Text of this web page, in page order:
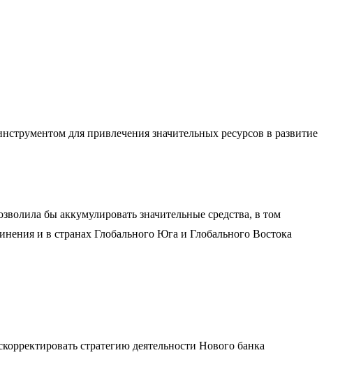
для привлечения значительных ресурсов в развитие
бы аккумулировать значительные средства, в том
и в странах Глобального Юга и Глобального Востока
стратегию деятельности Нового банка